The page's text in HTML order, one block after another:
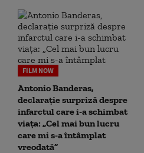
FILM NOW
Antonio Banderas,
declarație surpriză despre
infarctul care i-a schimbat
viața: „Cel mai bun lucru
care mi s-a întâmplat
vreodată”